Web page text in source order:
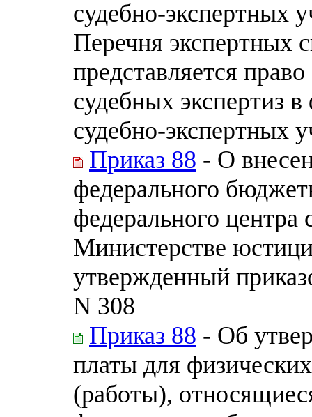
судебно-экспертных
Перечня экспертных
представляется
судебных экспертиз
судебно-экспертных
Приказ 88 - О
федерального
федерального центра
Министерстве
утвержденный
N 308
Приказ 88 - Об
платы для
(работы),